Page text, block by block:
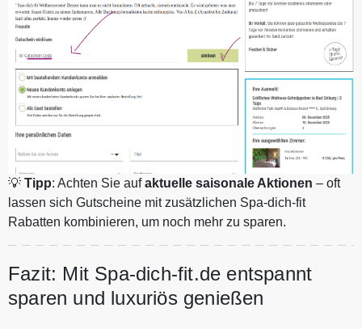
💡 Tipp: Achten Sie aufaktuelle saisonale Aktionen – oft
lassen sich Gutscheine mit zusätzlichen Spa-dich-fit
Rabatten kombinieren, um noch mehr zu sparen.
Fazit: Mit Spa-dich-fit.de entspannt
sparen und luxuriös genießen